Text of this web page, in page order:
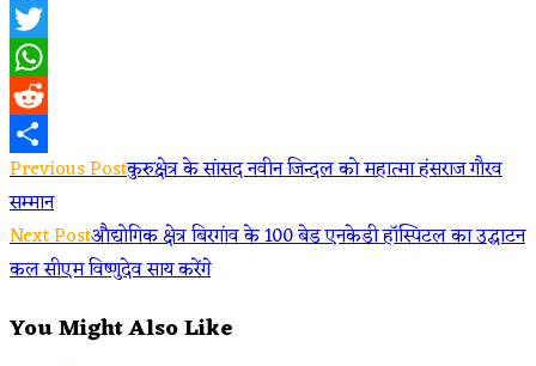
Facebook
Twitter
WhatsApp
Reddit
Share
Read
more
articles
Previous Postकुरुक्षेत्र के सांसद नवीन जिन्दल को महात्मा हंसराज गौरव
सम्मान
Next Postऔद्योगिक क्षेत्र बिरगांव के 100 बेड एनकेडी हॉस्पिटल का उद्घाटन
कल सीएम विष्णुदेव साय करेंगे
You Might Also Like